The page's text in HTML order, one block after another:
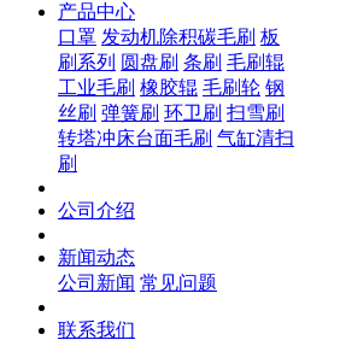
产品中心
口罩 发动机除积碳毛刷 板
刷系列 圆盘刷 条刷 毛刷辊
工业毛刷 橡胶辊 毛刷轮 钢
丝刷 弹簧刷 环卫刷 扫雪刷
转塔冲床台面毛刷 气缸清扫
刷
公司介绍
新闻动态
公司新闻 常见问题
联系我们